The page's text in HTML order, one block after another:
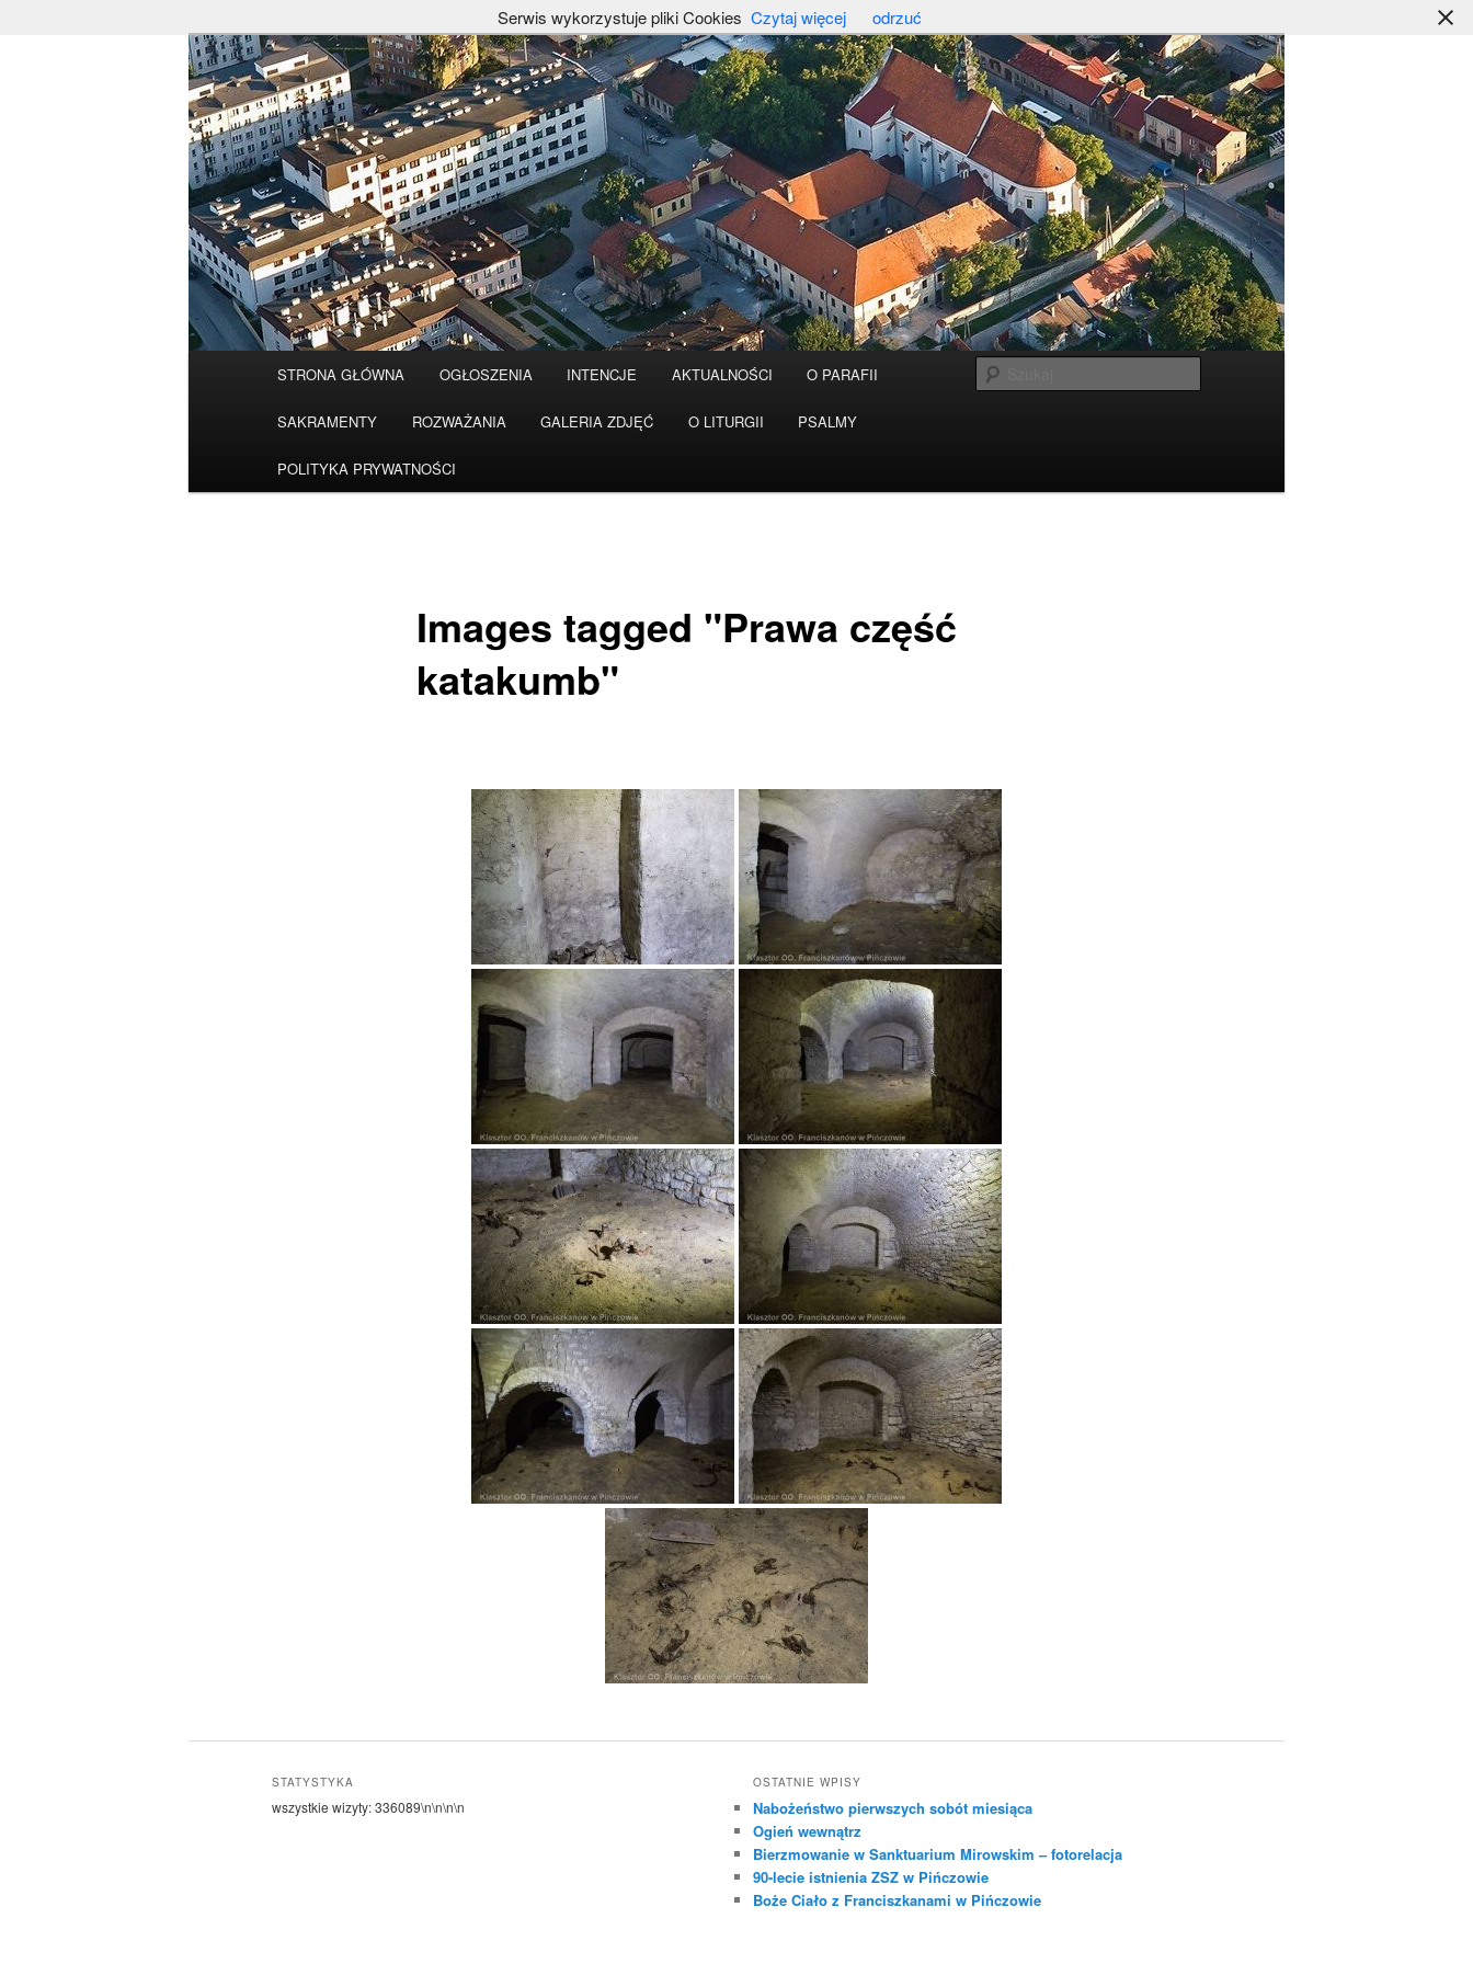
STRONA GŁÓWNA OGŁOSZENIA INTENCJE AKTUALNOŚCI O PARAFII
SAKRAMENTY ROZWAŻANIA GALERIA ZDJĘĆ O LITURGII PSALMY
POLITYKA PRYWATNOŚCI
Images tagged "Prawa część
katakumb"
STATYSTYKA
wszystkie wizyty:336089\n\n\n\n
OSTATNIE WPISY
Nabożeństwo pierwszych sobót miesiąca
Ogień wewnątrz
Bierzmowanie w Sanktuarium Mirowskim – fotorelacja
90-lecie istnienia ZSZ w Pińczowie
Boże Ciało z Franciszkanami w Pińczowie
Serwis wykorzystuje pliki Cookies Czytaj więcej odrzuć